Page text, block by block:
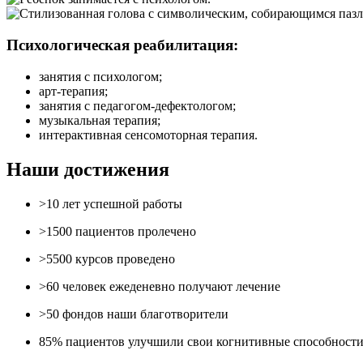
Психологическая реабилитация:
занятия с психологом;
арт-терапия;
занятия с педагогом-дефектологом;
музыкальная терапия;
интерактивная сенсомоторная терапия.
Наши достижения
>10 лет успешной работы
>1500 пациентов пролечено
>5500 курсов проведено
>60 человек ежеденевно получают лечение
>50 фондов наши благотворители
85% пациентов улучшили свои когнитивные способности